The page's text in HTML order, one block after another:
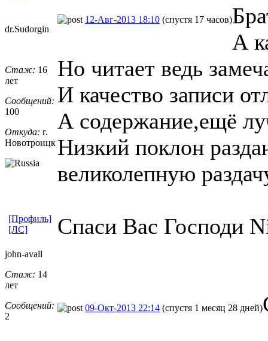
dr.Sudorgin
Стаж: 16
лет
Сообщений:
100
Откуда: г.
Новотроицк
12-Авг-2013 18:10 (спустя 17 часов)
А
Но читает ведь
И качество записи
А содержание,ещё
Низкий поклон
великолепную
Спаси Вас Господи
[Профиль]
[ЛС]
john-avall
Стаж: 14
лет
Сообщений:
2
09-Окт-2013 22:14 (спустя 1 месяц 28 дней)